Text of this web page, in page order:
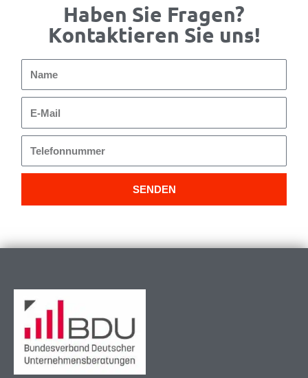
Haben Sie Fragen?
Kontaktieren Sie uns!
Mail
SENDEN